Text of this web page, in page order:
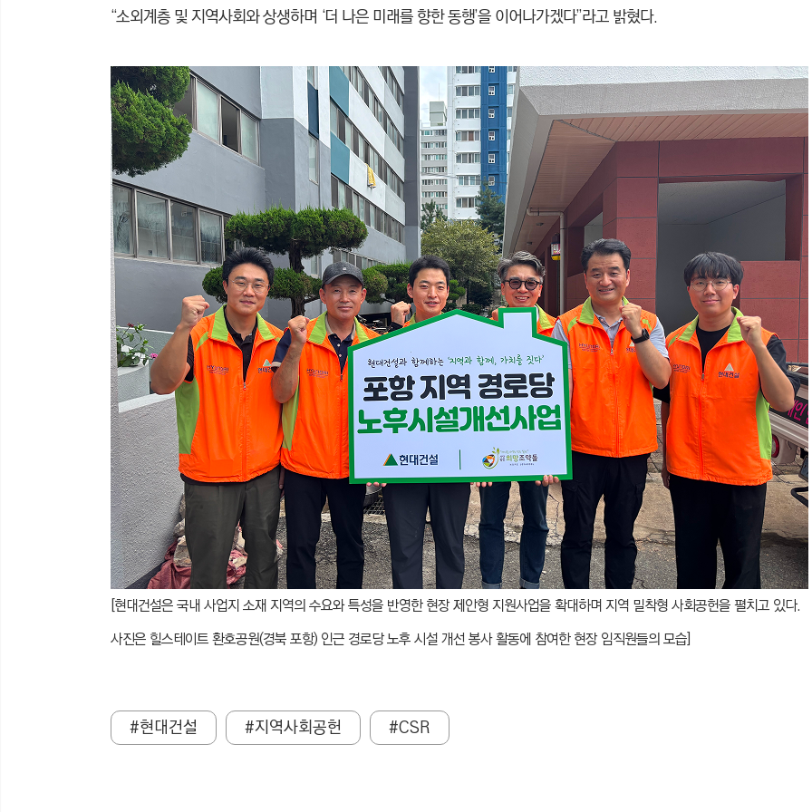
“소외계층 및 지역사회와 상생하며 ‘더 나은 미래를 향한 동행’을 이어나가겠다”라고 밝혔다.
[현대건설은 국내 사업지 소재 지역의 수요와 특성을 반영한 현장 제안형 지원사업을 확대하며 지역 밀착형 사회공헌을 펼치고 있다.
사진은 힐스테이트 환호공원(경북 포항) 인근 경로당 노후 시설 개선 봉사 활동에 참여한현장 임직원들의 모습]
#현대건설 #지역사회공헌 #CSR